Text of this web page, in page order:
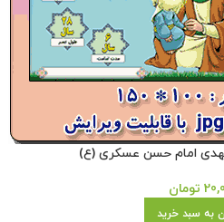
الهدی امام حسن عسکری (ع)
تومان
به سبد خرید